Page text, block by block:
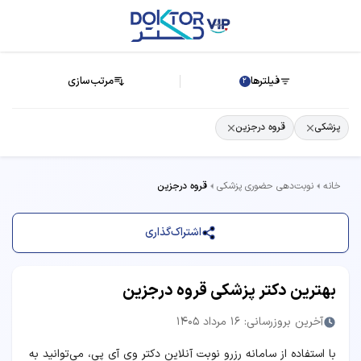
فیلترها 2 مرتب‌سازی
پزشکی قروه درجزین
خانه نوبت‌دهی حضوری پزشکی قروه درجزین
اشتراک‌گذاری
بهترین دکتر پزشکی قروه درجزین
آخرین بروزرسانی: 16 مرداد 1405
با استفاده از سامانه رزرو نوبت آنلاین دکتر وی آی پی، می‌توانید به